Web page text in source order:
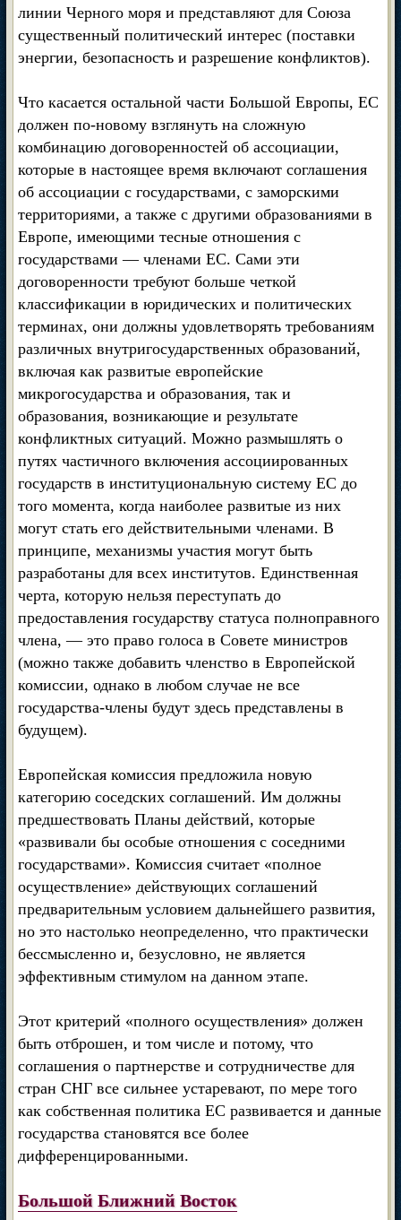
линии Черного моря и представляют для Союза
существенный политический интерес (поставки
энергии, безопасность и разрешение конфликтов).
Что касается остальной части Большой Европы, ЕС
должен по-новому взглянуть на сложную
комбинацию договоренностей об ассоциации,
которые в настоящее время включают соглашения
об ассоциации с государствами, с заморскими
территориями, а также с другими образованиями в
Европе, имеющими тесные отношения с
государствами — членами ЕС. Сами эти
договоренности требуют больше четкой
классификации в юридических и политических
терминах, они должны удовлетворять требованиям
различных внутригосударственных образований,
включая как развитые европейские
микрогосударства и образования, так и
образования, возникающие и результате
конфликтных ситуаций. Можно размышлять о
путях частичного включения ассоциированных
государств в институциональную систему ЕС до
того момента, когда наиболее развитые из них
могут стать его действительными членами. В
принципе, механизмы участия могут быть
разработаны для всех институтов. Единственная
черта, которую нельзя переступать до
предоставления государству статуса полноправного
члена, — это право голоса в Совете министров
(можно также добавить членство в Европейской
комиссии, однако в любом случае не все
государства-члены будут здесь представлены в
будущем).
Европейская комиссия предложила новую
категорию соседских соглашений. Им должны
предшествовать Планы действий, которые
«развивали бы особые отношения с соседними
государствами». Комиссия считает «полное
осуществление» действующих соглашений
предварительным условием дальнейшего развития,
но это настолько неопределенно, что практически
бессмысленно и, безусловно, не является
эффективным стимулом на данном этапе.
Этот критерий «полного осуществления» должен
быть отброшен, и том числе и потому, что
соглашения о партнерстве и сотрудничестве для
стран СНГ все сильнее устаревают, по мере того
как собственная политика ЕС развивается и данные
государства становятся все более
дифференцированными.
Большой Ближний Восток